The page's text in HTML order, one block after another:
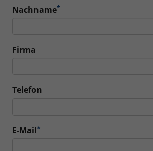
Nachname*
Firma
Telefon
E-Mail*